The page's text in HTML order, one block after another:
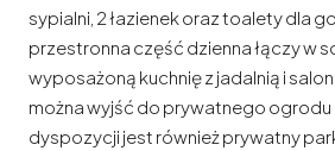
sypialni, 2 łazienek oraz toalety dla
przestronna część dzienna łączy w
wyposażoną kuchnię z jadalnią i
można wyjść do prywatnego ogrodu
dyspozycji jest również prywatny